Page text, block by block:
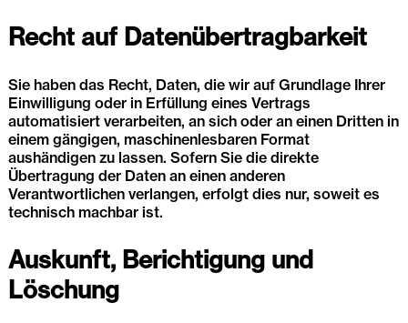
Recht auf Daten­übertrag­barkeit
Sie haben das Recht, Daten, die wir auf Grundlage Ihrer
Einwilligung oder in Erfüllung eines Vertrags
automatisiert verarbeiten, an sich oder an einen Dritten in
einem gängigen, maschinenlesbaren Format
aushändigen zu lassen. Sofern Sie die direkte
Übertragung der Daten an einen anderen
Verantwortlichen verlangen, erfolgt dies nur, soweit es
technisch machbar ist.
Auskunft, Berichtigung und
Löschung